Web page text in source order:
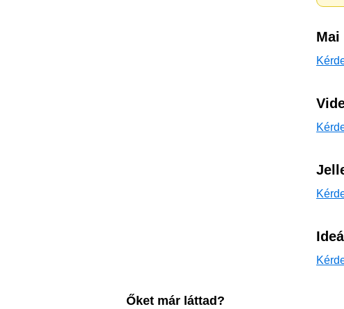
Mai
Őket már láttad?